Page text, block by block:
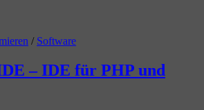
/ Software
– IDE für PHP und